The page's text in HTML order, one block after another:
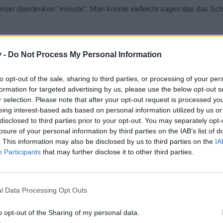
- Do Not Process My Personal Information
opt-out of the sale, sharing to third parties, or processing of your
for targeted advertising by us, please use the below opt-out
selection. Please note that after your opt-out request is processed
interest-based ads based on personal information utilized by us
to third parties prior to your opt-out. You may separately
of your personal information by third parties on the IAB’s list of
This information may also be disclosed by us to third parties on the
Participants that may further disclose it to other third parties.
Data Processing Opt Outs
opt-out of the Sharing of my personal data.
überdenken "müsste". Man könnte vielleicht sagen das das
weiß worum es bei DarkOrbit geht. Ich hab es mir auch
schonmal umgesetzt wurde und denke das da vielleicht auch
auch Spieler wieder neu an die früher gespielt haben!
und ich denke das meine Idee eine "große" aber nette
nur mit einem selber rumfahren und wie tom sagt 10% der hp
kaufen.